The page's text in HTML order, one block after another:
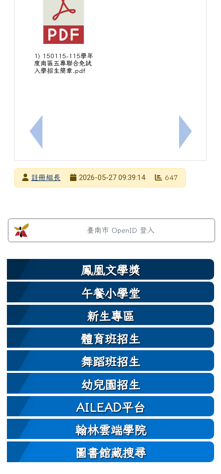
上一筆：台南市立中山國民中學115學年度各年級教
1) 150115-115學年
度南區五專聯合免試
入學招生簡章.pdf
下一筆：
發布者註冊組長
2026-05-27 09:39:14 647
左邊區域內容
臺南市 OpenID 登入
鳳凰文學獎
午餐小學堂
新生專區
體育班招生
舞蹈班招生
幼兒園招生
AILEAD平台
翰林雲端學院
圖書館藏搜尋